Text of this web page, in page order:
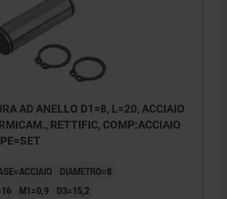
AD ANELLO D1=8, L=20, ACCIAIO
RETTIFIC, COMP:ACCIAIO
DIAMETRO=8
M1=0,9 D3=15,2